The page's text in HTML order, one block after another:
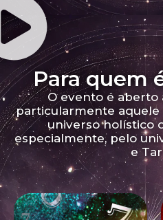
Para quem
O evento é aberto
particularmente aquele
universo holístico
especialmente, pelo
e